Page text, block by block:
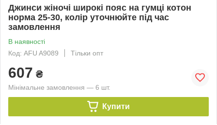
Джинси жіночі широкі пояс на гумці котон
норма 25-30, колір уточнюйте під час
замовлення
В наявності
Код: AFU A9089
Тільки опт
607 ₴
Мінімальне замовлення — 6 шт.
Купити